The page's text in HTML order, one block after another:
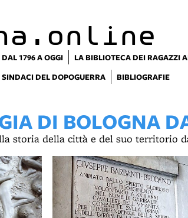
1796 A OGGI LA BIBLIOTECA DEI RAGAZZI
SINDACI DEL DOPOGUERRA BIBLIOGRAFIE
DI BOLOGNA
storia della città e del suo territorio